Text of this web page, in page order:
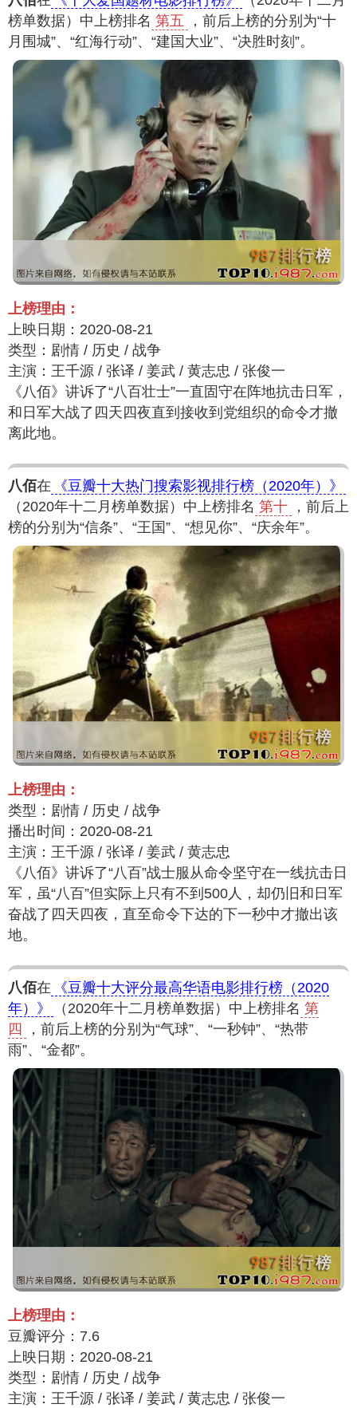
榜单数据）中上榜排名 第五
，前后上榜的分别为“十
月围城”、“红海行动”、“建国大业”、“决胜时刻”。
上榜理由：
上映日期：2020-08-21
类型：剧情 / 历史 / 战争
主演：王千源 / 张译 / 姜武 / 黄志忠 / 张俊一
《八佰》讲诉了“八百壮士”一直固守在阵地抗击日军，
和日军大战了四天四夜直到接收到党组织的命令才撤
离此地。
八佰在
《豆瓣十大热门搜索影视排行榜（2020年）》
（2020年十二月榜单数据）中上榜排名 第十
，前后上
榜的分别为“信条”、“王国”、“想见你”、“庆余年”。
上榜理由：
类型：剧情 / 历史 / 战争
播出时间：2020-08-21
主演：王千源 / 张译 / 姜武 / 黄志忠
《八佰》讲诉了“八百”战士服从命令坚守在一线抗击日
军，虽“八百”但实际上只有不到500人，却仍旧和日军
奋战了四天四夜，直至命令下达的下一秒中才撤出该
地。
八佰在
《豆瓣十大评分最高华语电影排行榜（2020
年）》
（2020年十二月榜单数据）中上榜排名 第
四
，前后上榜的分别为“气球”、“一秒钟”、“热带
雨”、“金都”。
上榜理由：
豆瓣评分：7.6
上映日期：2020-08-21
类型：剧情 / 历史 / 战争
主演：王千源 / 张译 / 姜武 / 黄志忠 / 张俊一